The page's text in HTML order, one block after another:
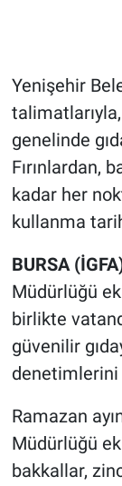
Yenişehir
genelinde
Fırınlardan,
kadar her
kullanma
BURSA
Müdürlüğü
birlikte
güvenilir
denetimlerini
Ramazan
Müdürlüğü
bakkallar,